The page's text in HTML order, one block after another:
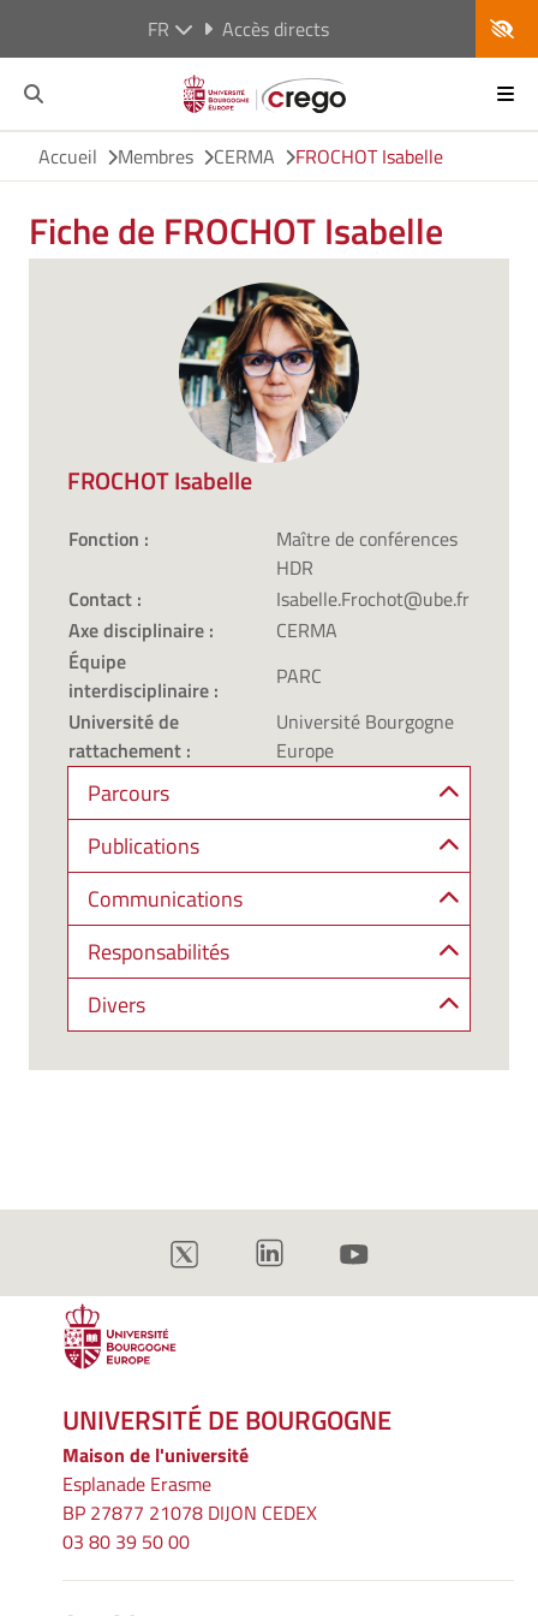
FR Accès directs
Accueil Membres CERMA FROCHOT Isabelle
Fiche de FROCHOT Isabelle
FROCHOT Isabelle
Fonction :
Maître de conférences
HDR
Contact :
Isabelle.Frochot@ube.fr
Axe disciplinaire :
CERMA
Équipe
interdisciplinaire :
PARC
Université de
rattachement :
Université Bourgogne
Europe
Parcours
Publications
Communications
Responsabilités
Divers
UNIVERSITÉ DE BOURGOGNE
Maison de l'université
Esplanade Erasme
BP 27877 21078 DIJON CEDEX
03 80 39 50 00